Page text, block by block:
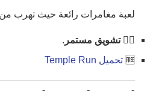
لعبة مغامرات رائعة حيث تهرب
🏃‍♂️تشويق مستمر .
🆓 تحميل Temple Run